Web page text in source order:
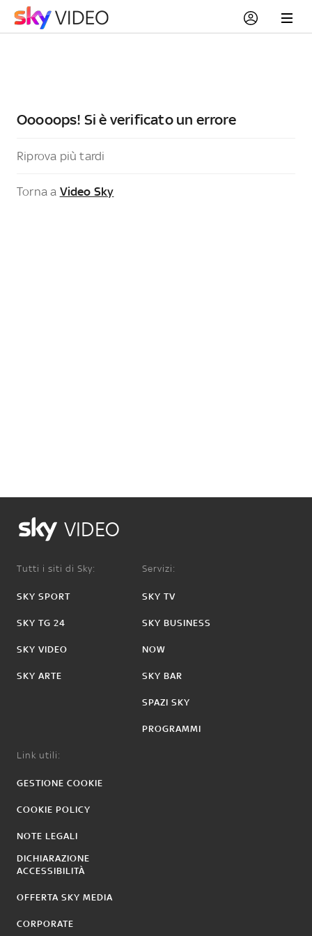
Ooooops! Si è verificato un errore
Riprova più tardi
Torna a Video Sky
VIDEO
Tutti i siti di Sky:
SKY SPORT
SKY TG 24
SKY VIDEO
SKY ARTE
Servizi:
SKY TV
SKY BUSINESS
NOW
SKY BAR
SPAZI SKY
PROGRAMMI
Link utili:
GESTIONE COOKIE
COOKIE POLICY
NOTE LEGALI
DICHIARAZIONE
ACCESSIBILITÀ
OFFERTA SKY MEDIA
CORPORATE